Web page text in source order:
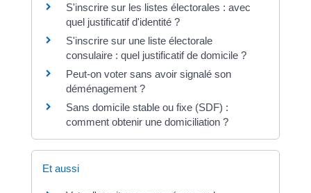
S'inscrire sur les listes électorales : avec
quel justificatif d'identité ?
S'inscrire sur une liste électorale
consulaire : quel justificatif de domicile ?
Peut-on voter sans avoir signalé son
déménagement ?
Sans domicile stable ou fixe (SDF) :
comment obtenir une domiciliation ?
Et aussi